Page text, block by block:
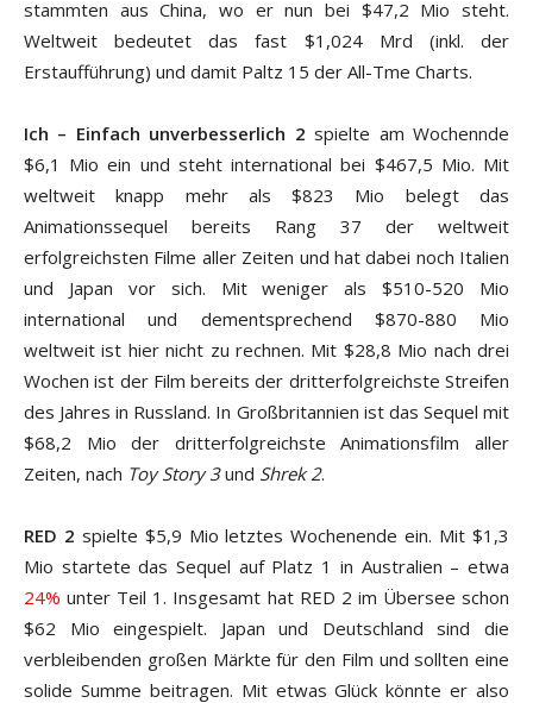
stammten aus China, wo er nun bei $47,2 Mio steht.
Weltweit bedeutet das fast $1,024 Mrd (inkl. der
Erstaufführung) und damit Paltz 15 der All-Tme Charts.
Ich – Einfach unverbesserlich 2 spielte am Wochennde
$6,1 Mio ein und steht international bei $467,5 Mio. Mit
weltweit knapp mehr als $823 Mio belegt das
Animationssequel bereits Rang 37 der weltweit
erfolgreichsten Filme aller Zeiten und hat dabei noch Italien
und Japan vor sich. Mit weniger als $510-520 Mio
international und dementsprechend $870-880 Mio
weltweit ist hier nicht zu rechnen. Mit $28,8 Mio nach drei
Wochen ist der Film bereits der dritterfolgreichste Streifen
des Jahres in Russland. In Großbritannien ist das Sequel mit
$68,2 Mio der dritterfolgreichste Animationsfilm aller
Zeiten, nach Toy Story 3und Shrek 2.
RED 2 spielte $5,9 Mio letztes Wochenende ein. Mit $1,3
Mio startete das Sequel auf Platz 1 in Australien – etwa
24% unter Teil 1. Insgesamt hat RED 2 im Übersee schon
$62 Mio eingespielt. Japan und Deutschland sind die
verbleibenden großen Märkte für den Film und sollten eine
solide Summe beitragen. Mit etwas Glück könnte er also